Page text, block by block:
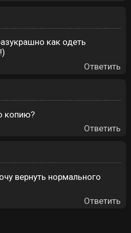
как одеть
Ответить
копию?
Ответить
вернуть нормального
Ответить